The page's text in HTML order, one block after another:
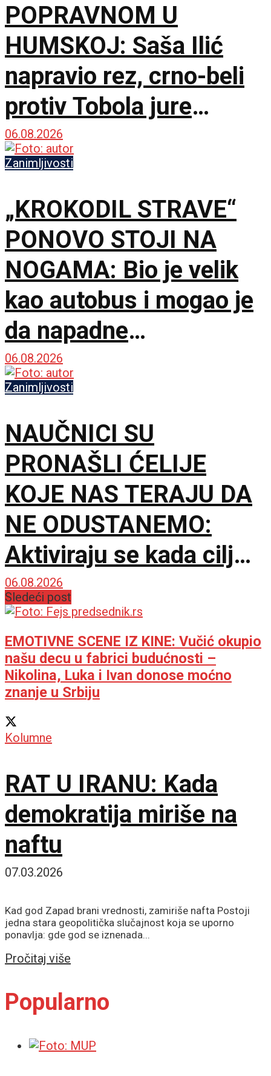
POPRAVNOM U
HUMSKOJ: Saša Ilić
napravio rez, crno-beli
protiv Tobola jure
750.000 evra i
španskog giganta!
06.08.2026
Zanimljivosti
„KROKODIL STRAVE“
PONOVO STOJI NA
NOGAMA: Bio je velik
kao autobus i mogao je
da napadne
dinosauruse
06.08.2026
Zanimljivosti
NAUČNICI SU
PRONAŠLI ĆELIJE
KOJE NAS TERAJU DA
NE ODUSTANEMO:
Aktiviraju se kada cilj
postane teži
06.08.2026
Sledeći post
EMOTIVNE SCENE IZ KINE: Vučić okupio
našu decu u fabrici budućnosti –
Nikolina, Luka i Ivan donose moćno
znanje u Srbiju
Kolumne
RAT U IRANU: Kada
demokratija miriše na
naftu
07.03.2026
Kad god Zapad brani vrednosti, zamiriše nafta Postoji
jedna stara geopolitička slučajnost koja se uporno
ponavlja: gde god se iznenada...
Pročitaj više
Popularno